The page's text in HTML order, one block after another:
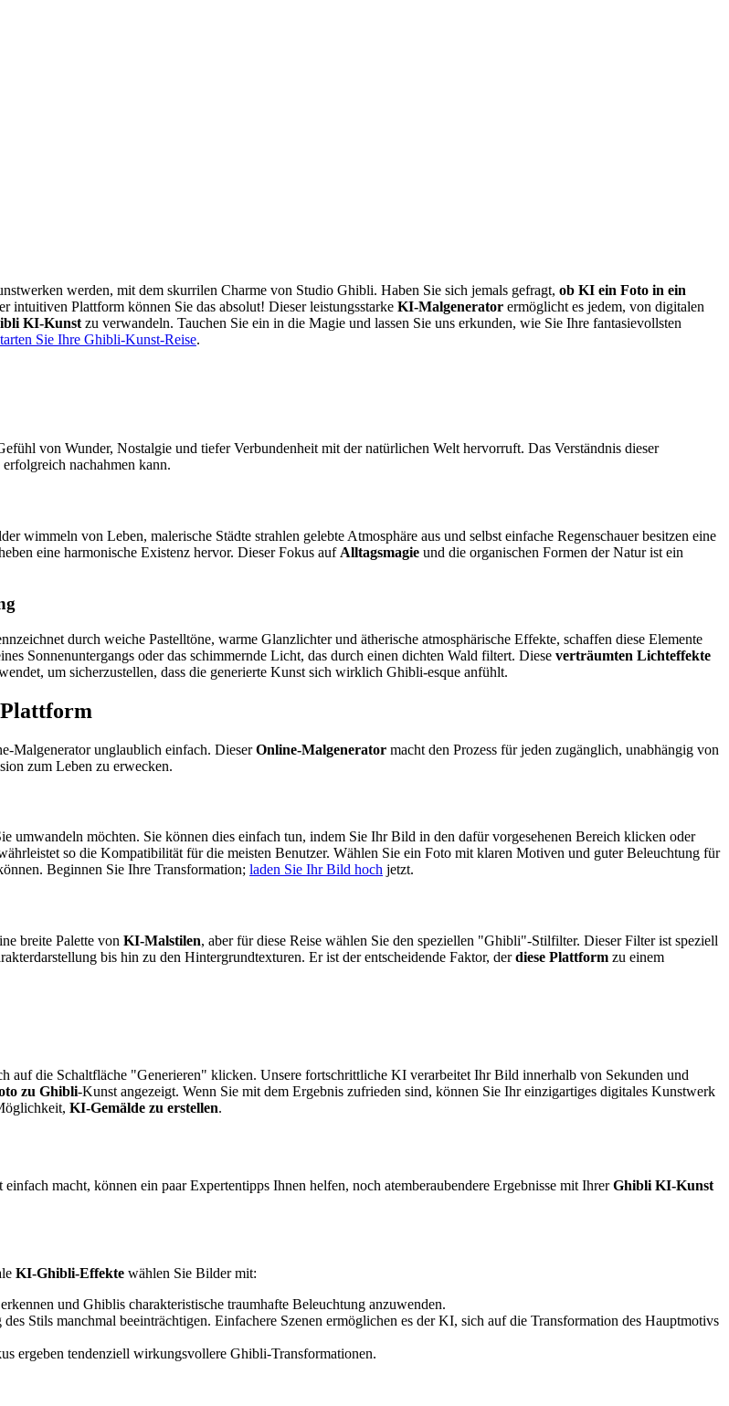
werden, mit dem skurrilen Charme von Studio Ghibli. Haben Sie sich jemals gefragt, ob KI ein Foto in ein
intuitiven Plattform können Sie das absolut! Dieser leistungsstarke KI-Malgenerator ermöglicht es jedem, von digitalen
KI-Kunstzu verwandeln. Tauchen Sie ein in die Magie und lassen Sie uns erkunden, wie Sie Ihre fantasievollsten
Sie Ihre Ghibli-Kunst-Reise.
von Wunder, Nostalgie und tiefer Verbundenheit mit der natürlichen Welt hervorruft. Das Verständnis dieser
erfolgreich nachahmen kann.
von Leben, malerische Städte strahlen gelebte Atmosphäre aus und selbst einfache Regenschauer besitzen eine
eine harmonische Existenz hervor. Dieser Fokus auf Alltagsmagie und die organischen Formen der Natur ist ein
durch weiche Pastelltöne, warme Glanzlichter und ätherische atmosphärische Effekte, schaffen diese Elemente
Sonnenuntergangs oder das schimmernde Licht, das durch einen dichten Wald filtert. Diese verträumten Lichteffekte
um sicherzustellen, dass die generierte Kunst sich wirklich Ghibli-esque anfühlt.
Malgenerator unglaublich einfach. DieserOnline-Malgenerator macht den Prozess für jeden zugänglich, unabhängig von
zum Leben zu erwecken.
umwandeln möchten. Sie können dies einfach tun, indem Sie Ihr Bild in den dafür vorgesehenen Bereich klicken oder
so die Kompatibilität für die meisten Benutzer. Wählen Sie ein Foto mit klaren Motiven und guter Beleuchtung für
Beginnen Sie Ihre Transformation; laden Sie Ihr Bild hoch jetzt.
breite Palette von KI-Malstilen, aber für diese Reise wählen Sie den speziellen "Ghibli"-Stilfilter. Dieser Filter ist speziell
bis hin zu den Hintergrundtexturen. Er ist der entscheidende Faktor, derdiese Plattform zu einem
auf die Schaltfläche "Generieren" klicken. Unsere fortschrittliche KI verarbeitet Ihr Bild innerhalb von Sekunden und
zu Ghibli-Kunst angezeigt. Wenn Sie mit dem Ergebnis zufrieden sind, können Sie Ihr einzigartiges digitales Kunstwerk
KI-Gemälde zu erstellen.
einfach macht, können ein paar Expertentipps Ihnen helfen, noch atemberaubendere Ergebnisse mit IhrerGhibli KI-Kunst
KI-Ghibli-Effekte wählen Sie Bilder mit:
und Ghiblis charakteristische traumhafte Beleuchtung anzuwenden.
Stils manchmal beeinträchtigen. Einfachere Szenen ermöglichen es der KI, sich auf die Transformation des Hauptmotivs
ergeben tendenziell wirkungsvollere Ghibli-Transformationen.